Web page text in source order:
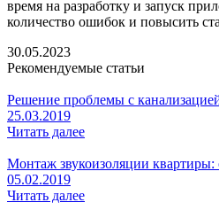
время на разработку и запуск
количество ошибок и повысить
30.05.2023
Рекомендуемые статьи
Решение проблемы с
25.03.2019
Читать далее
Монтаж звукоизоляции квартиры:
05.02.2019
Читать далее